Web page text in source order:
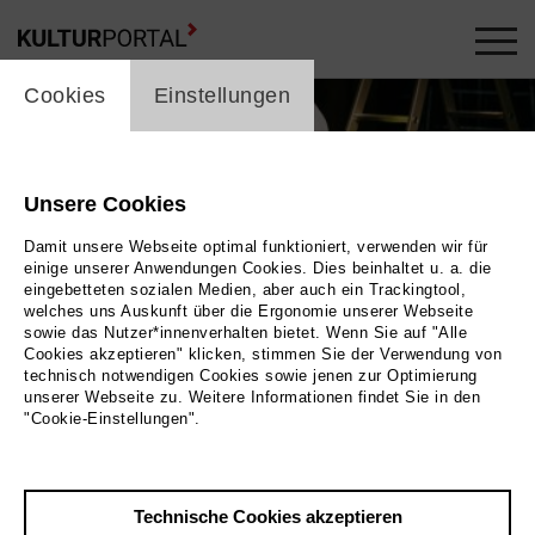
cookie_layer
Cookies Einstellungen
Unsere Cookies
Damit unsere Webseite optimal funktioniert, verwenden wir für
einige unserer Anwendungen Cookies. Dies beinhaltet u. a. die
eingebetteten sozialen Medien, aber auch ein Trackingtool,
welches uns Auskunft über die Ergonomie unserer Webseite
sowie das Nutzer*innenverhalten bietet. Wenn Sie auf "Alle
Cookies akzeptieren" klicken, stimmen Sie der Verwendung von
technisch notwendigen Cookies sowie jenen zur Optimierung
unserer Webseite zu. Weitere Informationen findet Sie in den
"Cookie-Einstellungen".
Technische Cookies akzeptieren